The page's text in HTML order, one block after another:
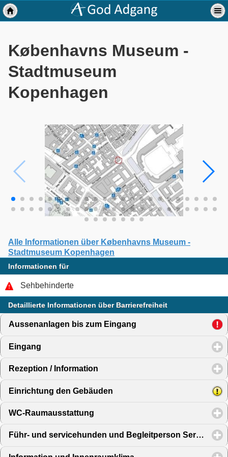
Københavns Museum -
Stadtmuseum
Kopenhagen
Alle Informationen über Københavns Museum -
Stadtmuseum Kopenhagen
Informationen für
Sehbehinderte
Detaillierte Informationen über Barrierefreiheit
Aussenanlagen bis zum Eingang click to expand
Eingang
Rezeption / Information
Einrichtung den Gebäuden
WC-Raumausstattung
Führ- und servicehunden und Begleitperson Service